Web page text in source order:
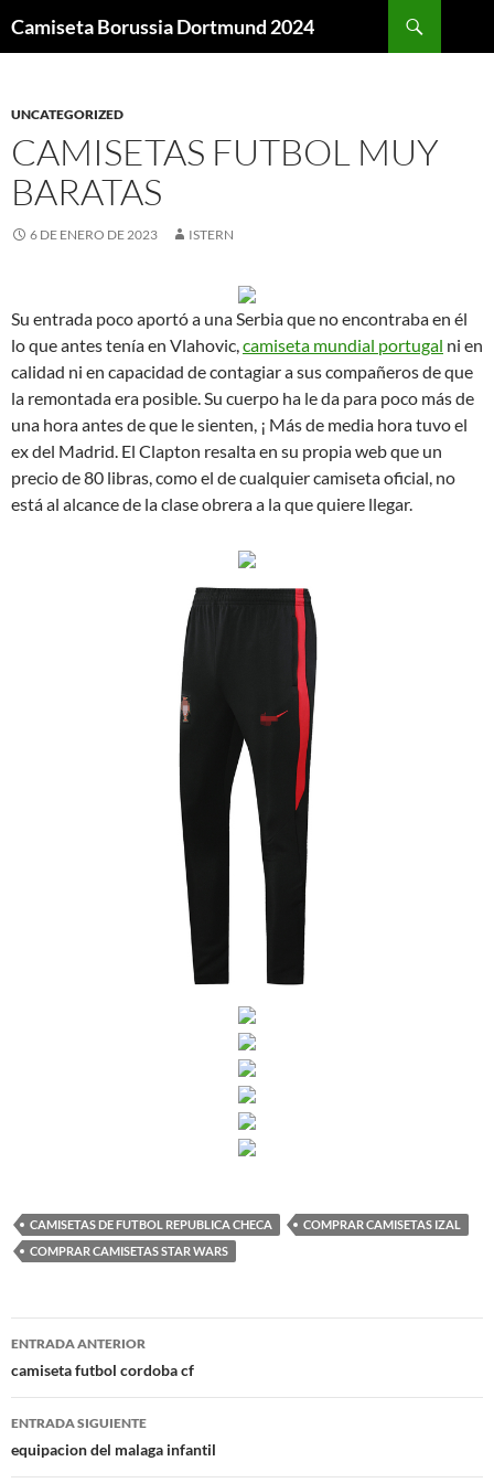
Camiseta Borussia Dortmund 2024
UNCATEGORIZED
CAMISETAS FUTBOL MUY
BARATAS
6 DE ENERO DE 2023 ISTERN
Su entrada poco aportó a una Serbia que no encontraba en él
lo que antes tenía en Vlahovic,camiseta mundial portugal ni en
calidad ni en capacidad de contagiar a sus compañeros de que
la remontada era posible. Su cuerpo ha le da para poco más de
una hora antes de que le sienten, ¡ Más de media hora tuvo el
ex del Madrid. El Clapton resalta en su propia web que un
precio de 80 libras, como el de cualquier camiseta oficial, no
está al alcance de la clase obrera a la que quiere llegar.
CAMISETAS DE FUTBOL REPUBLICA CHECA
COMPRAR CAMISETAS IZAL
COMPRAR CAMISETAS STAR WARS
Navegación
de
entradas
ENTRADA ANTERIOR
camiseta futbol cordoba cf
ENTRADA SIGUIENTE
equipacion del malaga infantil